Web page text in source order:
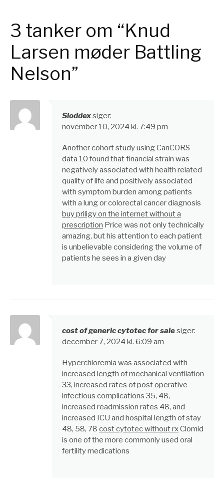
3 tanker om “Knud
Larsen møder Battling
Nelson”
Sloddexsiger:
november 10, 2024 kl. 7:49 pm
Another cohort study using CanCORS
data 10 found that financial strain was
negatively associated with health related
quality of life and positively associated
with symptom burden among patients
with a lung or colorectal cancer diagnosis
buy priligy on the internet without a
prescription Price was not only technically
amazing, but his attention to each patient
is unbelievable considering the volume of
patients he sees in a given day
cost of generic cytotec for salesiger:
december 7, 2024 kl. 6:09 am
Hyperchloremia was associated with
increased length of mechanical ventilation
33, increased rates of post operative
infectious complications 35, 48,
increased readmission rates 48, and
increased ICU and hospital length of stay
48, 58, 78 cost cytotec without rxClomid
is one of the more commonly used oral
fertility medications